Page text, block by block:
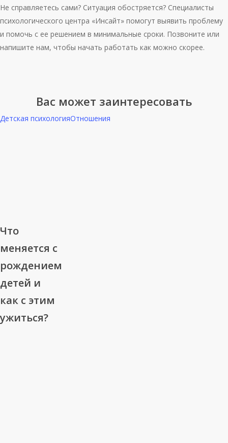
Не справляетесь сами? Ситуация обостряется? Специалисты
психологического центра «Инсайт» помогут выявить проблему
и помочь с ее решением в минимальные сроки. Позвоните или
напишите нам, чтобы начать работать как можно скорее.
Вас может заинтересовать
Детская психологияОтношения
Что
с
рождением
детей
с
Что
меняется с
рождением
детей и
как с этим
ужиться?